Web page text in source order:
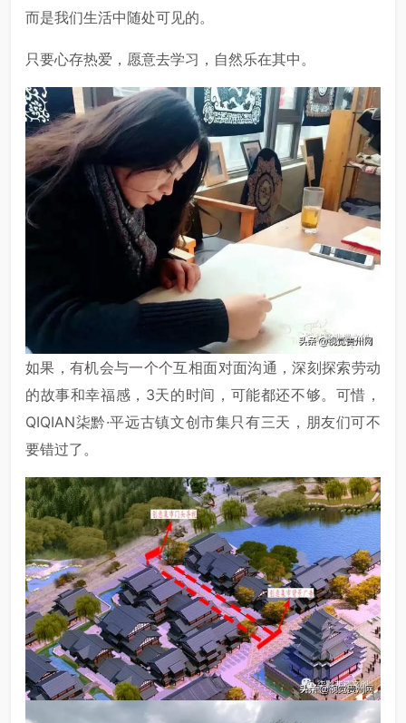
而是我们生活中随处可见的。
只要心存热爱，愿意去学习，自然乐在其中。
如果，有机会与一个个互相面对面沟通，深刻探索劳动
的故事和幸福感，3天的时间，可能都还不够。可惜，
QIQIAN柒黔·平远古镇文创市集只有三天，朋友们可不
要错过了。